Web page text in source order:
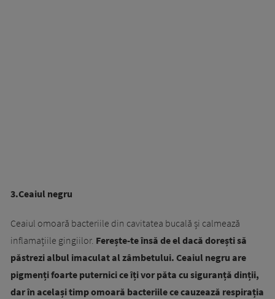
3.Ceaiul negru
Ceaiul omoară bacteriile din cavitatea bucală și calmează
inflamațiile gingiilor. Ferește-te însă de el dacă dorești să
păstrezi albul imaculat al zâmbetului. Ceaiul negru are
pigmenți foarte puternici ce îți vor păta cu siguranță dinții,
dar în același timp omoară bacteriile ce cauzează respirația